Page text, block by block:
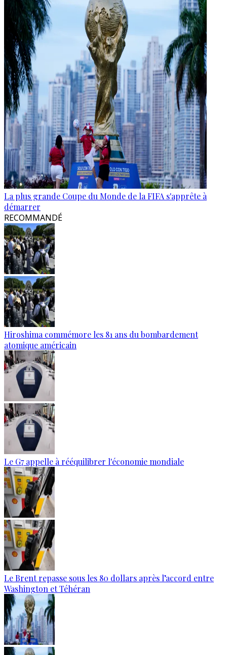
La plus grande Coupe du Monde de la FIFA s'apprête à
démarrer
RECOMMANDÉ
Hiroshima commémore les 81 ans du bombardement
atomique américain
Le G7 appelle à rééquilibrer l'économie mondiale
Le Brent repasse sous les 80 dollars après l’accord entre
Washington et Téhéran